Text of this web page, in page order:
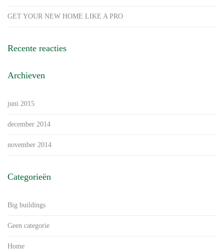
GET YOUR NEW HOME LIKE A PRO
Recente reacties
Archieven
juni 2015
december 2014
november 2014
Categorieën
Big buildings
Geen categorie
Home